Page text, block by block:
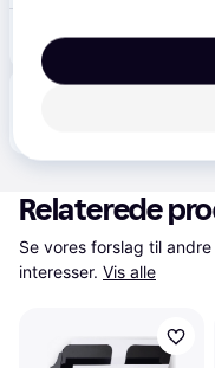
DURABLE FLEXIBOXX
Relaterede
Se vores forslag til
interesser. Vis alle